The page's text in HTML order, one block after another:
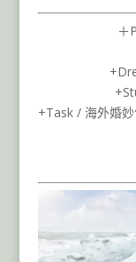
＋
+Task / 海外婚